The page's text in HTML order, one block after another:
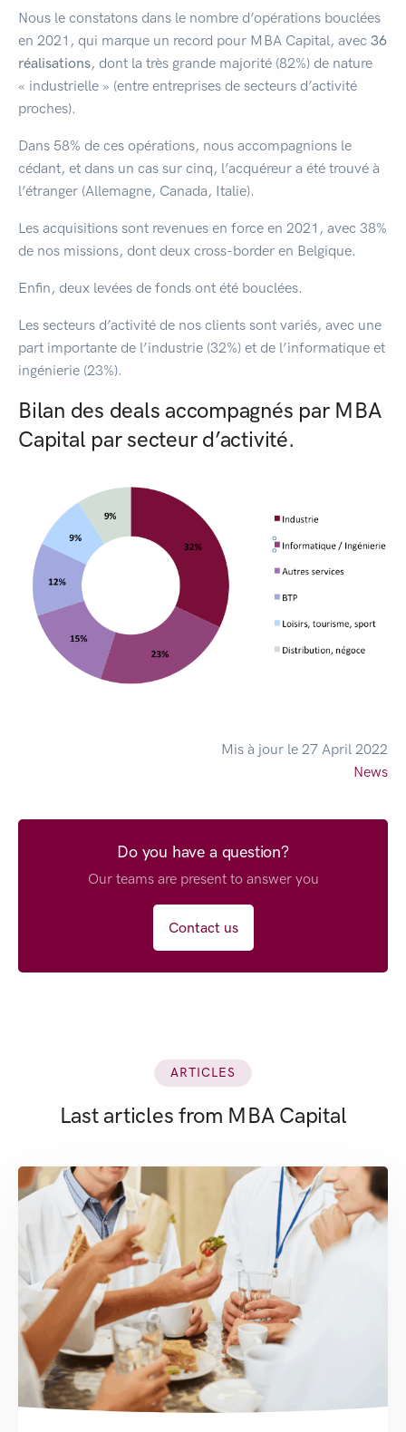
Nous le constatons dans le nombre d’opérations bouclées
en 2021, qui marque un record pour MBA Capital, avec 36
réalisations, dont la très grande majorité (82%) de nature
« industrielle » (entre entreprises de secteurs d’activité
proches).
Dans 58% de ces opérations, nous accompagnions le
cédant, et dans un cas sur cinq, l’acquéreur a été trouvé à
l’étranger (Allemagne, Canada, Italie).
Les acquisitions sont revenues en force en 2021, avec 38%
de nos missions, dont deux cross-border en Belgique.
Enfin, deux levées de fonds ont été bouclées.
Les secteurs d’activité de nos clients sont variés, avec une
part importante de l’industrie (32%) et de l’informatique et
ingénierie (23%).
Bilan des deals accompagnés par MBA
Capital par secteur d’activité.
Mis à jour le 27 April 2022
News
Do you have a question?
Our teams are present to answer you
Contact us
ARTICLES
Last articles from MBA Capital